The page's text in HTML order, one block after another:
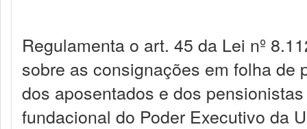
Regulamenta o art. 45 da Lei nº
sobre as consignações em folha
dos aposentados e dos
fundacional do Poder Executivo da